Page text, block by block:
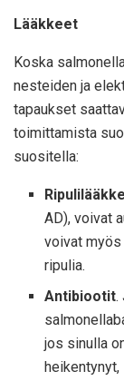
Lääkkeet
Koska
nesteiden ja
tapaukset
toimittamista
suositella:
AD), voivat
voivat
ripulia.
Antibiootit.
jos sinulla
heikentynyt,